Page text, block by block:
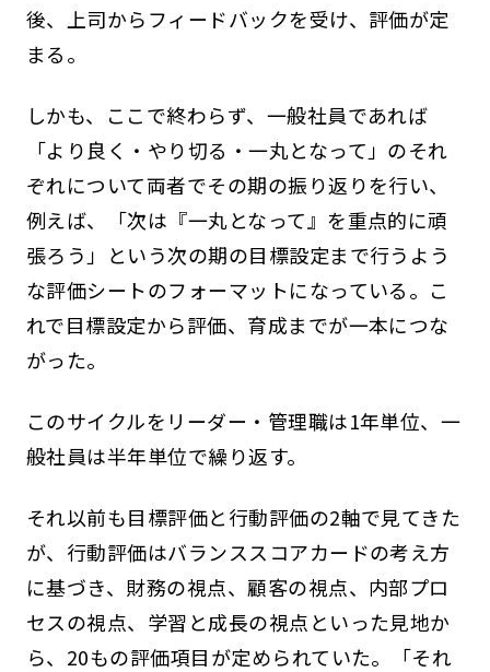
後、上司からフィードバックを受け、評価が定
まる。
しかも、ここで終わらず、一般社員であれば
「より良く・やり切る・一丸となって」のそれ
ぞれについて両者でその期の振り返りを行い、
例えば、「次は『一丸となって』を重点的に頑
張ろう」という次の期の目標設定まで行うよう
な評価シートのフォーマットになっている。こ
れで目標設定から評価、育成までが一本につな
がった。
このサイクルをリーダー・管理職は1年単位、一
般社員は半年単位で繰り返す。
それ以前も目標評価と行動評価の2軸で見てきた
が、行動評価はバランススコアカードの考え方
に基づき、財務の視点、顧客の視点、内部プロ
セスの視点、学習と成長の視点といった見地か
ら、20もの評価項目が定められていた。「それ